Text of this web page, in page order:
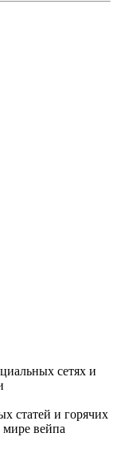
сетях и
статей и горячих
вейпа